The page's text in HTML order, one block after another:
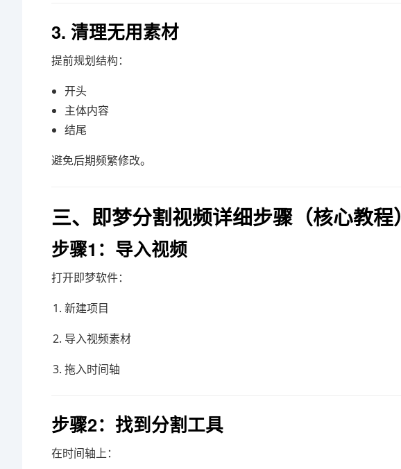
3. 清理无用素材
提前规划结构：
开头
主体内容
结尾
避免后期频繁修改。
三、即梦分割视频详细步骤（核心教程）
步骤1：导入视频
打开即梦软件：
新建项目
导入视频素材
拖入时间轴
步骤2：找到分割工具
在时间轴上：